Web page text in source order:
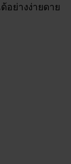
อย่างง่ายดาย